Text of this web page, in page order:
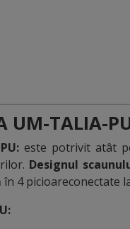
UM-TALIA-
este potrivit atât
Designul
4 picioareconectate
: